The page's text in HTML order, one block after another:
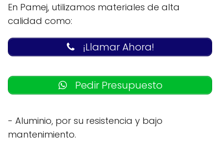
En Pamej, utilizamos materiales de alta
calidad como:
¡Llamar Ahora!
Pedir Presupuesto
- Aluminio, por su resistencia y bajo
mantenimiento.